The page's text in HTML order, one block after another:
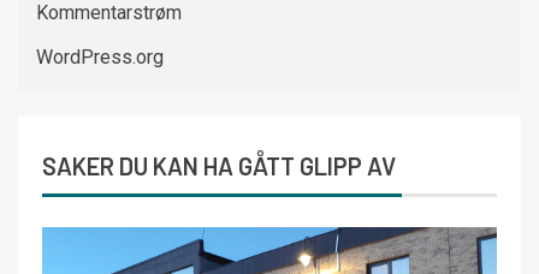
Kommentarstrøm
WordPress.org
SAKER DU KAN HA GÅTT GLIPP AV